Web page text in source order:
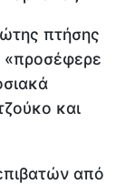
πτήσης
«προσέφερε
και
από